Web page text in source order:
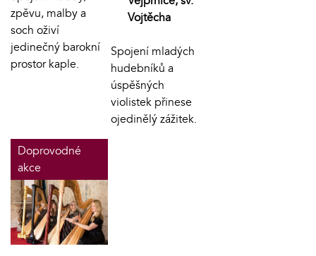
zpěvu, malby a
soch oživí
jedinečný barokní
prostor kaple.
Vojtěcha
Spojení mladých
hudebníků a
úspěšných
violistek přinese
ojedinělý zážitek.
Doprovodné
akce